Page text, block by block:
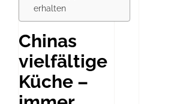
erhalten
Chinas
vielfältige
Küche –